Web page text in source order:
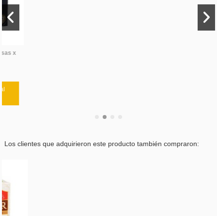
Los clientes que adquirieron este producto también compraron: